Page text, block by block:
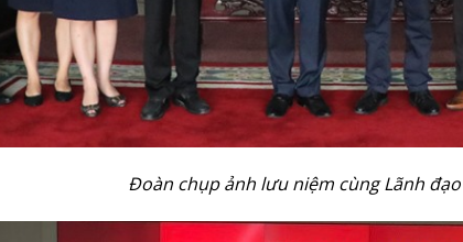
Đoàn chụp ảnh lưu niệm cùng Lãnh đạo